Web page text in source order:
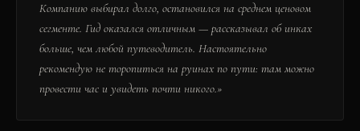
Компанию выбирал долго, остановился на среднем ценовом
сегменте. Гид оказался отличным — рассказывал об инках
больше, чем любой путеводитель. Настоятельно
рекомендую не торопиться на руинах по пути: там можно
провести час и увидеть почти никого.»